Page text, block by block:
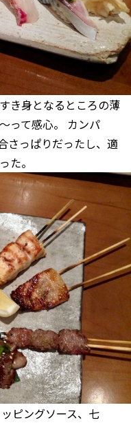
き身となるところの薄
って感心。 カンパ
さっぱりだったし、適
た。
ピングソース、七